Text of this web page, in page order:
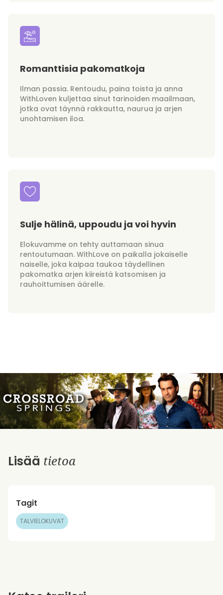
Romanttisia pakomatkoja
Ilman passia. Rentoudu, paina toista ja anna
WithLoven kuljettaa sinut tarinoiden maailmaan,
jotka ovat täynnä rakkautta, naurua ja arjen
unohtamisen iloa.
Sulje hälinä, uppoudu ja voi hyvin
Elokuvamme on tehty auttamaan sinua
rentoutumaan. WithLove on paikalla jokaiselle
naiselle, joka kaipaa taukoa täydellinen
pakomatka arjen kiireistä katsomisen ja
rauhoittumisen äärelle.
Lisää tietoa
Tagit
TALVIELOKUVAT